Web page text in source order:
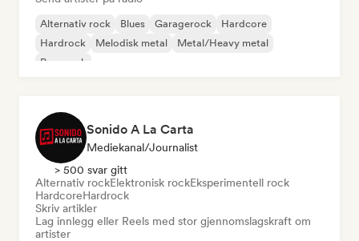
Alternativ rock Blues Garagerock
Hardcore
Hardrock
Melodisk metal
Metal/Heavy metal
Pop-punk
Sonido A La Carta
Mediekanal/journalist
> 500 svar gitt
Alternativ rockElektronisk rockEksperimentell rock
HardcoreHardrock
Skriv artikler
Lag innlegg eller Reels med stor gjennomslagskraft om
artister